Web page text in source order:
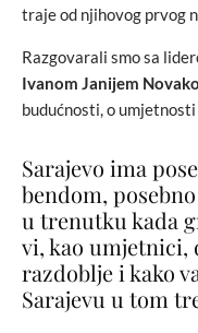
traje od njihovog prvog
Razgovarali smo sa
Ivanom Janijem
budućnosti, o
Sarajevo ima
bendom,
u trenutku kada
vi, kao
razdoblje i kako
Sarajevu u tom